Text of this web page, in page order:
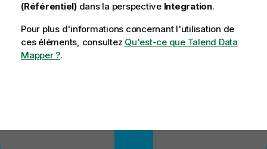
(Référentiel)dans la perspective Integration.
Pour plus d'informations concernant l'utilisation de
ces éléments, consultez Qu'est-ce que Talend Data
Mapper ?.